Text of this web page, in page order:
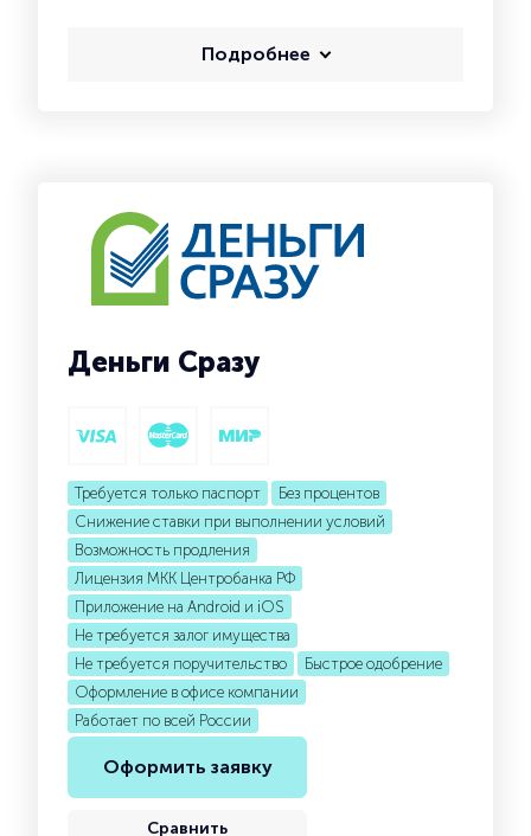
Подробнее
Деньги Сразу
Требуется только паспорт
Без процентов
Снижение ставки при выполнении условий
Возможность продления
Лицензия МКК Центробанка РФ
Приложение на Android и iOS
Не требуется залог имущества
Не требуется поручительство
Быстрое одобрение
Оформление в офисе компании
Работает по всей России
Оформить заявку
Сравнить